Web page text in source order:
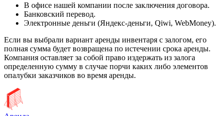
В офисе нашей компании после заключения договора.
Банковский перевод.
Электронные деньги (Яндекс-деньги, Qiwi, WebMoney).
Если вы выбрали вариант аренды инвентаря с залогом, его
полная сумма будет возвращена по истечении срока аренды.
Компания оставляет за собой право издержать из залога
определенную сумму в случае порчи каких либо элементов
опалубки заказчиков во время аренды.